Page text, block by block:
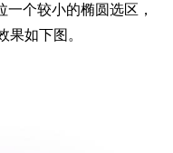
个较小的椭圆选区，
果如下图。